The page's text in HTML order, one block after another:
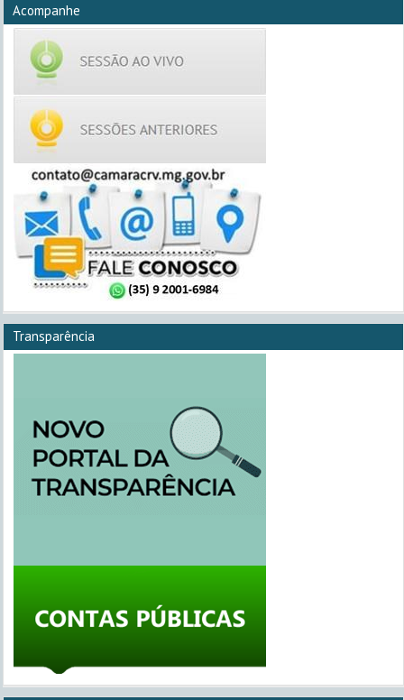
Acompanhe
Transparência